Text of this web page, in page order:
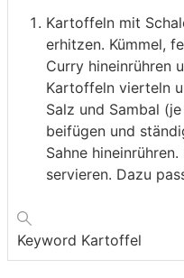
Kartoffeln mit
erhitzen. Kümmel,
Curry hineinrühren
Kartoffeln vierteln
Salz und Sambal
beifügen und
Sahne
servieren. Dazu
Keyword Kartoffel